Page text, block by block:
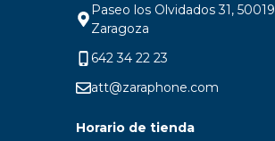
Paseo los Olvidados 31, 50019
Zaragoza
642 34 22 23
att@zaraphone.com
Horario de tienda